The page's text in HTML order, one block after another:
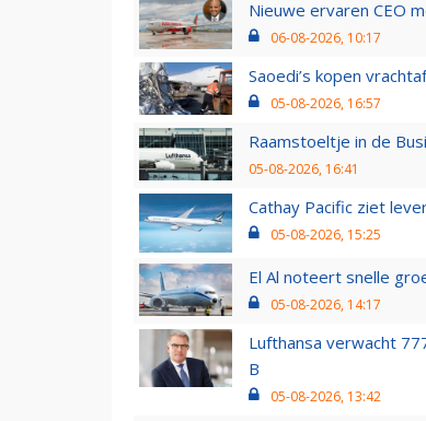
Nieuwe ervaren CEO
06-08-2026, 10:17
Saoedi’s kopen
05-08-2026, 16:57
Raamstoeltje in de
05-08-2026, 16:41
Cathay Pacific ziet
05-08-2026, 15:25
El Al noteert snelle
05-08-2026, 14:17
Lufthansa verwacht
B
05-08-2026, 13:42